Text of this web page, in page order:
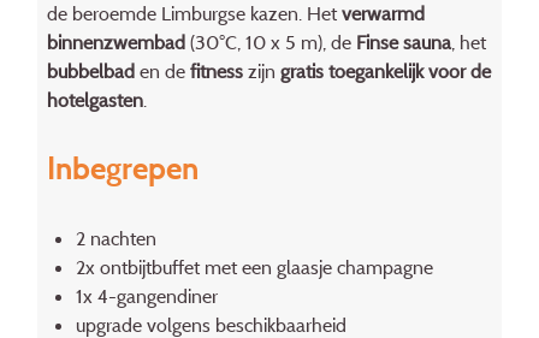
de beroemde Limburgse kazen. Hetverwarmd
binnenzwembad (30°C, 10 x 5 m), de Finse sauna, het
bubbelbad en de fitness zijn gratis toegankelijk voor de
hotelgasten.
Inbegrepen
2 nachten
2x ontbijtbuffet met een glaasje champagne
1x 4-gangendiner
upgrade volgens beschikbaarheid